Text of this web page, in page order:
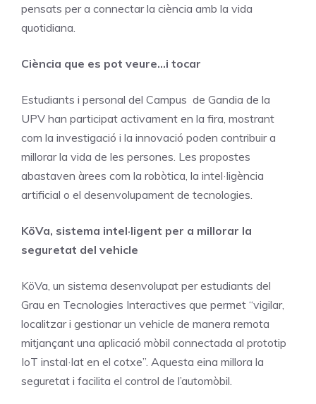
pensats per a connectar la ciència amb la vida
quotidiana.
Ciència que es pot veure…i tocar
Estudiants i personal del Campus de Gandia de la
UPV han participat activament en la fira, mostrant
com la investigació i la innovació poden contribuir a
millorar la vida de les persones. Les propostes
abastaven àrees com la robòtica, la intel·ligència
artificial o el desenvolupament de tecnologies.
KöVa, sistema intel·ligent per a millorar la
seguretat del vehicle
KöVa, un sistema desenvolupat per estudiants del
Grau en Tecnologies Interactives que permet “vigilar,
localitzar i gestionar un vehicle de manera remota
mitjançant una aplicació mòbil connectada al prototip
IoT instal·lat en el cotxe”. Aquesta eina millora la
seguretat i facilita el control de l’automòbil.